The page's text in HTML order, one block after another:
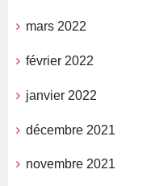
mars 2022
février 2022
janvier 2022
décembre 2021
novembre 2021